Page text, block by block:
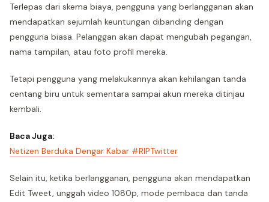
Terlepas dari skema biaya, pengguna yang berlangganan akan
mendapatkan sejumlah keuntungan dibanding dengan
pengguna biasa. Pelanggan akan dapat mengubah pegangan,
nama tampilan, atau foto profil mereka.
Tetapi pengguna yang melakukannya akan kehilangan tanda
centang biru untuk sementara sampai akun mereka ditinjau
kembali.
Baca Juga:
Netizen Berduka Dengar Kabar #RIPTwitter
Selain itu, ketika berlangganan, pengguna akan mendapatkan
Edit Tweet, unggah video 1080p, mode pembaca dan tanda